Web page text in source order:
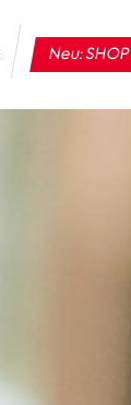
Neu: SHOP